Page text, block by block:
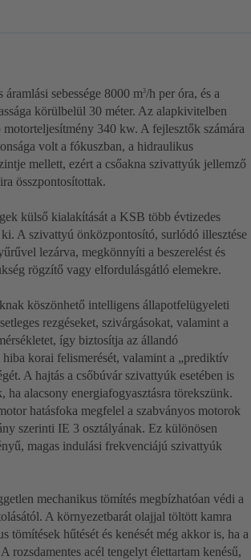
sebessége 8000 m3/h per óra, és a
körülbelül 30 méter. Az alapkivitelben
motorteljesítmény 340 kw. A fejlesztők számára
volt a fókuszban, a hidraulikus
mellett, ezért a csőakna szivattyúk jellemző
összpontosítottak.
külső kialakítását a KSB több évtizedes
A szivattyú önközpontosító, surlódó illesztése
lezárva, megkönnyíti a beszerelést és
rögzítő vagy elfordulásgátló elemekre.
köszönhető intelligens állapotfelügyeleti
rezgéseket, szivárgásokat, valamint a
így biztosítja az állandó
hiba korai felismerését, valamint a „prediktív
A hajtás a csőbúvár szivattyúk esetében is
ha alacsony energiafogyasztásra törekszünk.
hatásfoka megfelel a szabványos motorok
szerinti IE 3 osztályának. Ez különösen
magas indulási frekvenciájú szivattyúk
mechanikus tömítés megbízhatóan védi a
A környezetbarát olajjal töltött kamra
tömítések hűtését és kenését még akkor is, ha a
rozsdamentes acél tengelyt élettartam kenésű,